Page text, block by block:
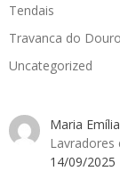
Tendais
Travanca do Douro
Uncategorized
Maria
Lavradores
14/09/2025